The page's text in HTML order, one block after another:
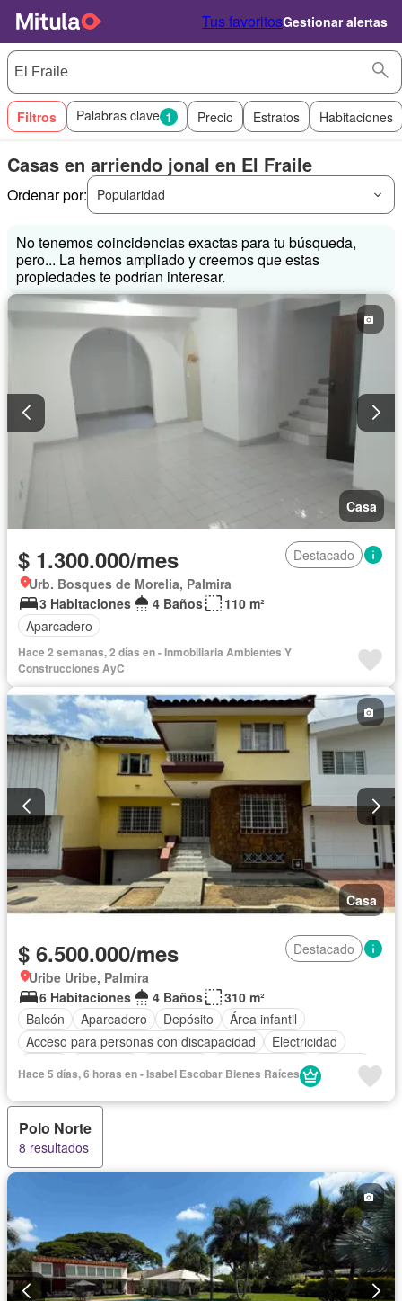
Tus favoritosGestionar alertas
Filtros Palabras clave 1 Precio Estratos Habitaciones
Casas en arriendo jonal en El Fraile
Ordenar por: Popularidad
No tenemos coincidencias exactas para tu búsqueda,
pero... La hemos ampliado y creemos que estas
propiedades te podrían interesar.
Casa
$ 1.300.000/mes
Destacado
Urb. Bosques de Morelia, Palmira
3 Habitaciones
4 Baños
110 m²
Aparcadero
Hace 2 semanas, 2 días en - Inmobiliaria Ambientes Y
Construcciones AyC
Casa
$ 6.500.000/mes
Destacado
Uribe Uribe, Palmira
6 Habitaciones
4 Baños
310 m²
Balcón
Aparcadero Depósito
Área infantil
Acceso para personas con discapacidad
Electricidad
Cocina integral
Internet
Seguridad privada
Cuarto de servicio Agua Patio
Hace 5 días, 6 horas en - Isabel Escobar Bienes Raíces
Polo Norte
8 resultados